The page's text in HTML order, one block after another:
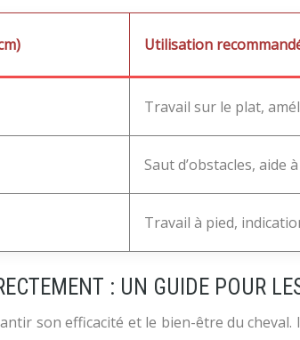
Utilisation
Travail sur le plat,
Saut d’obstacles, aide
Travail à pied,
: UN GUIDE POUR
son efficacité et le bien-être du